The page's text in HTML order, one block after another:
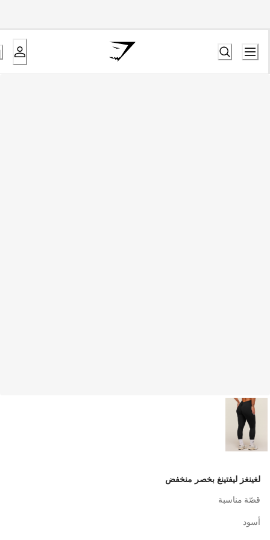
لغينغز ليفتينغ بخصر منخفض
قصّة مناسبة
أسود